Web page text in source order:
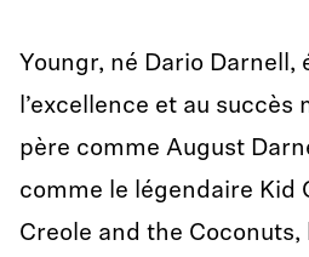
Youngr, né Dario Darnell,
l’excellence et au succès
père comme August
comme le légendaire Kid
Creole and the Coconuts,